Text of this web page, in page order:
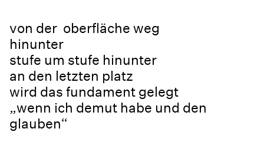
von der oberfläche weg
hinunter
stufe um stufe hinunter
an den letzten platz
wird das fundament gelegt
„wenn ich demut habe und den
glauben“